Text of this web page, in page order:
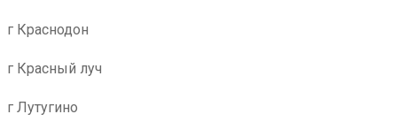
г Краснодон
г Красный луч
г Лутугино